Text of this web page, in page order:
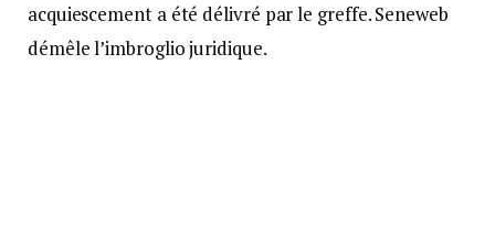
acquiescement a été délivré par le greffe. Seneweb
démêle l’imbroglio juridique.